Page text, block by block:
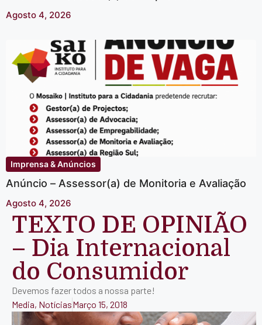
Agosto 4, 2026
Imprensa & Anúncios
Anúncio – Assessor(a) de Monitoria e Avaliação
Agosto 4, 2026
TEXTO DE OPINIÃO
– Dia Internacional
do Consumidor
Devemos fazer todos a nossa parte!
Media, NotíciasMarço 15, 2018